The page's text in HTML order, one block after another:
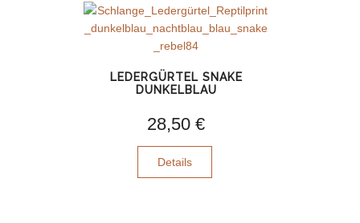
LEDERGÜRTEL SNAKE
DUNKELBLAU
28,50 €
Details